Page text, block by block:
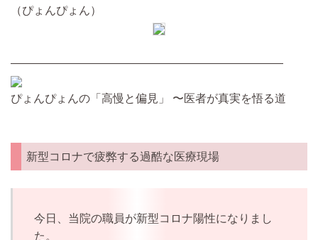
（ぴょんぴょん）
————————————————————————
ぴょんぴょんの「高慢と偏見」 〜医者が真実を悟る道
新型コロナで疲弊する過酷な医療現場
今日、当院の職員が新型コロナ陽性になりまし
た。